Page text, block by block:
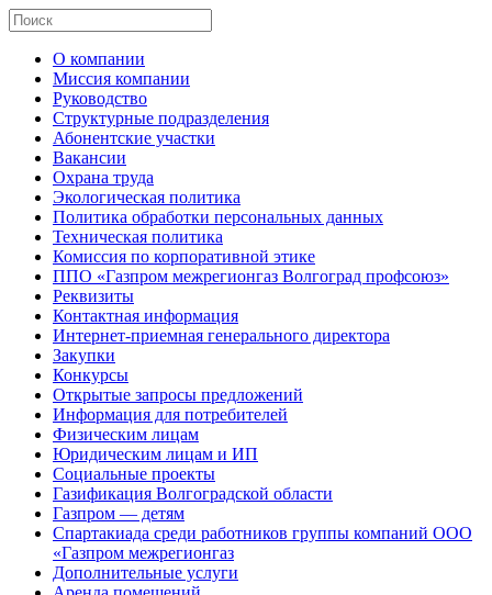
О компании
Миссия компании
Руководство
Структурные подразделения
Абонентские участки
Вакансии
Охрана труда
Экологическая политика
Политика обработки персональных данных
Техническая политика
Комиссия по корпоративной этике
ППО «Газпром межрегионгаз Волгоград профсоюз»
Реквизиты
Контактная информация
Интернет-приемная генерального директора
Закупки
Конкурсы
Открытые запросы предложений
Информация для потребителей
Физическим лицам
Юридическим лицам и ИП
Социальные проекты
Газификация Волгоградской области
Газпром — детям
Спартакиада среди работников группы компаний ООО
«Газпром межрегионгаз
Дополнительные услуги